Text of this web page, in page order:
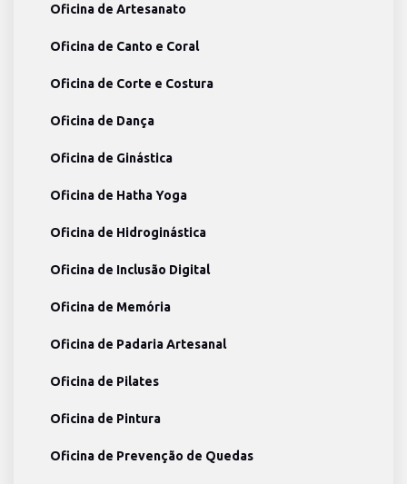
Oficina de Artesanato
Oficina de Canto e Coral
Oficina de Corte e Costura
Oficina de Dança
Oficina de Ginástica
Oficina de Hatha Yoga
Oficina de Hidroginástica
Oficina de Inclusão Digital
Oficina de Memória
Oficina de Padaria Artesanal
Oficina de Pilates
Oficina de Pintura
Oficina de Prevenção de Quedas